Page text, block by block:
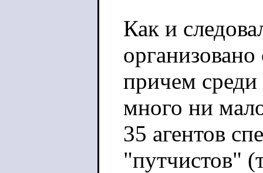
Как и
причем среди
много ни
35 агентов
"путчистов"